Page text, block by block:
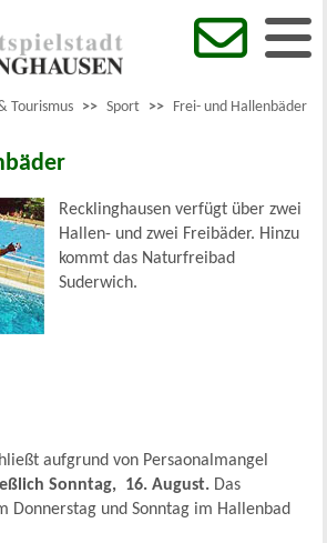
Tourismus >> Sport >> Frei- und Hallenbäder
Recklinghausen verfügt über zwei
Hallen- und zwei Freibäder. Hinzu
kommt das Naturfreibad
Suderwich.
aufgrund von Persaonalmangel
Sonntag, 16. August. Das
Donnerstag und Sonntag im Hallenbad